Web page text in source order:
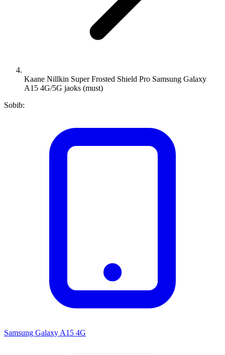
Kaane Nillkin Super Frosted Shield Pro Samsung Galaxy
A15 4G/5G jaoks (must)
Sobib:
Samsung Galaxy A15 4G